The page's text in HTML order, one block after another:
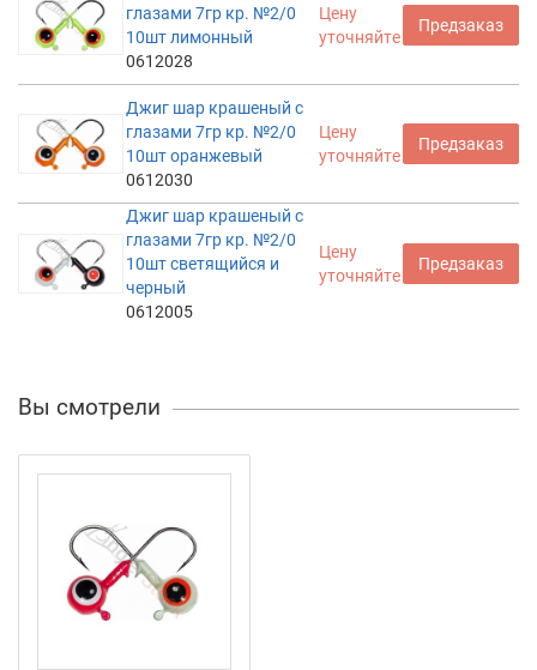
глазами 7гр кр. №2/0
10шт лимонный
0612028
Цену
уточняйте
Предзаказ
Джиг шар крашеный с
глазами 7гр кр. №2/0
10шт оранжевый
0612030
Цену
уточняйте
Предзаказ
Джиг шар крашеный с
глазами 7гр кр. №2/0
10шт светящийся и
черный
0612005
Цену
уточняйте
Предзаказ
Вы смотрели